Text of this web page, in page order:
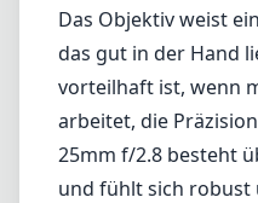
einen angenehmen
Anpassungen beim
Aufnahmen
könnten jedoch
Fokussierweg etwas
für extrem feine